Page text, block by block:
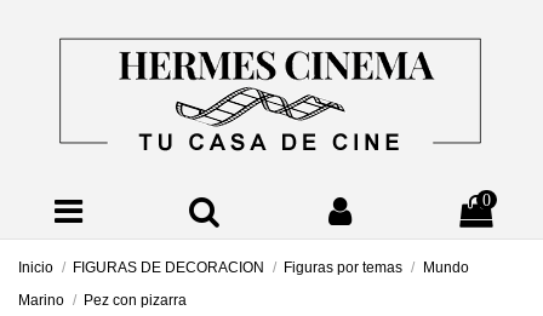
0
Inicio FIGURAS DE DECORACION Figuras por temas
Mundo
Marino
Pez con pizarra